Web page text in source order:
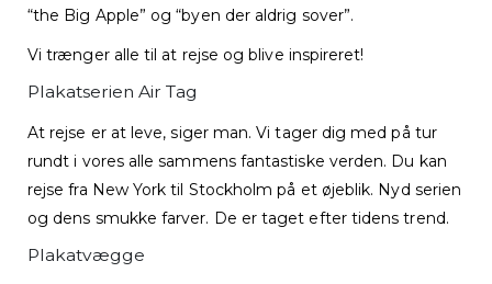
“the Big Apple” og “byen der aldrig sover”.
Vi trænger alle til at rejse og blive inspireret!
Plakatserien Air Tag
At rejse er at leve, siger man. Vi tager dig med på tur
rundt i vores alle sammens fantastiske verden. Du kan
rejse fra New York til Stockholm på et øjeblik. Nyd serien
og dens smukke farver. De er taget efter tidens trend.
Plakatvægge